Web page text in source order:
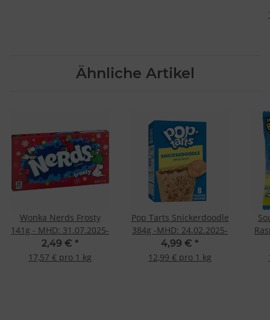
Ähnliche Artikel
Wonka Nerds Frosty
141g - MHD: 31.07.2025-
2,49 € *
17,57 € pro 1 kg
Pop Tarts Snickerdoodle
384g -MHD: 24.02.2025-
4,99 € *
12,99 € pro 1 kg